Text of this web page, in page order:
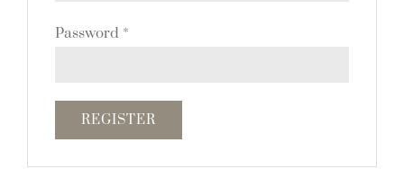
Password *
REGISTER